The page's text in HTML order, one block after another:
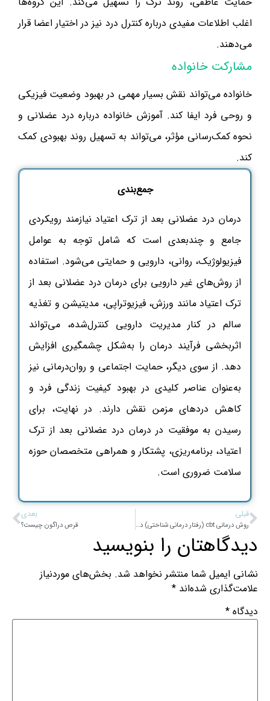
اغلب اطلاعات مفیدی درباره کنترل درد نیز در اختیار اعضا قرار
می‌دهند.
مشارکت خانواده
خانواده می‌تواند نقش بسیار مهمی در بهبود وضعیت فیزیکی
و روحی فرد ایفا کند. آموزش خانواده درباره درد عضلانی و
نحوه کمک‌رسانی مؤثر، می‌تواند به تسهیل روند بهبودی کمک
کند.
جمع‌بندی
درمان درد عضلانی بعد از ترک اعتیاد نیازمند رویکردی
جامع و چندبعدی است که شامل توجه به عوامل
فیزیولوژیک، روانی، دارویی و حمایتی می‌شود. استفاده
از روش‌های غیر دارویی برای درمان درد عضلانی بعد از
ترک اعتیادمانند ورزش، فیزیوتراپی، مدیتیشن و تغذیه
سالم در کنار مدیریت دارویی کنترل‌شده، می‌تواند
اثربخشی فرآیند درمان را به‌شکل چشمگیری افزایش
دهد. از سوی دیگر، حمایت اجتماعی و روان‌درمانی نیز
به‌عنوان عناصر کلیدی در بهبود کیفیت زندگی فرد و
کاهش دردهای مزمن نقش دارند. در نهایت، برای
رسیدن به موفقیت در درمان درد عضلانی بعد از ترک
اعتیاد، برنامه‌ریزی، پشتکار و همراهی متخصصان حوزه
سلامت ضروری است.
قبلی
روش درمانی cbt (رفتار درمانی شناختی) در درمان اعتیاد
بعدی
قرص دراگون چیست؟
دیدگاهتان را بنویسید
نشانی ایمیل شما منتشر نخواهد شد. بخش‌های موردنیاز
علامت‌گذاری شده‌اند *
دیدگاه *